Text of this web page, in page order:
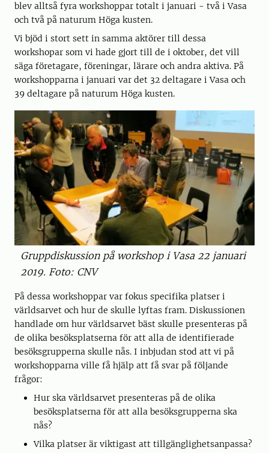
blev alltså fyra workshoppar totalt i januari - två i Vasa
och två på naturum Höga kusten.
Vi bjöd i stort sett in samma aktörer till dessa
workshopar som vi hade gjort till de i oktober, det vill
säga företagare, föreningar, lärare och andra aktiva. På
workshopparna i januari var det 32 deltagare i Vasa och
39 deltagare på naturum Höga kusten.
Gruppdiskussion på workshop i Vasa 22 januari
2019. Foto: CNV
På dessa workshoppar var fokus specifika platser i
världsarvet och hur de skulle lyftas fram. Diskussionen
handlade om hur världsarvet bäst skulle presenteras på
de olika besöksplatserna för att alla de identifierade
besöksgrupperna skulle nås. I inbjudan stod att vi på
workshopparna ville få hjälp att få svar på följande
frågor:
Hur ska världsarvet presenteras på de olika
besöksplatserna för att alla besöksgrupperna ska
nås?
Vilka platser är viktigast att tillgänglighetsanpassa?